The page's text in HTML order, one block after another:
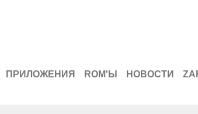
ПРИЛОЖЕНИЯ ROM'Ы НОВОСТИ